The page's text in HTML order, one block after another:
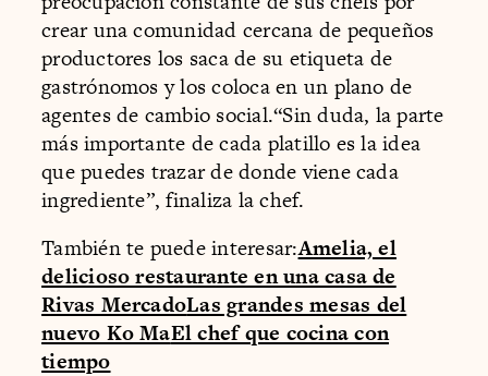
crear una comunidad cercana de pequeños
productores los saca de su etiqueta de
gastrónomos y los coloca en un plano de
agentes de cambio social.“Sin duda, la parte
más importante de cada platillo es la idea
que puedes trazar de donde viene cada
ingrediente”, finaliza la chef.
También te puede interesar:Amelia, el
delicioso restaurante en una casa de
Rivas MercadoLas grandes mesas del
nuevo Ko MaEl chef que cocina con
tiempo